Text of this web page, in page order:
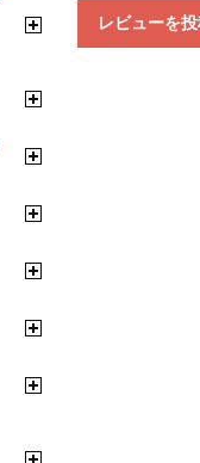
レビューを